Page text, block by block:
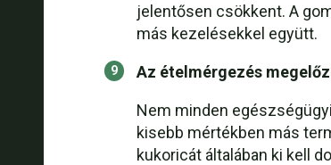
jelentősen csökkent. A
más kezelésekkel együtt.
Az ételmérgezés
Nem minden
kisebb mértékben más
kukoricát általában ki kell